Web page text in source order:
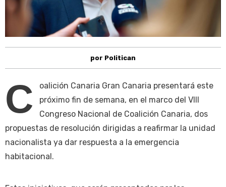
por Politican
C
oalición Canaria Gran Canaria presentará este
próximo fin de semana, en el marco del VIII
Congreso Nacional de Coalición Canaria, dos
propuestas de resolución dirigidas a reafirmar la unidad
nacionalista ya dar respuesta a la emergencia
habitacional.